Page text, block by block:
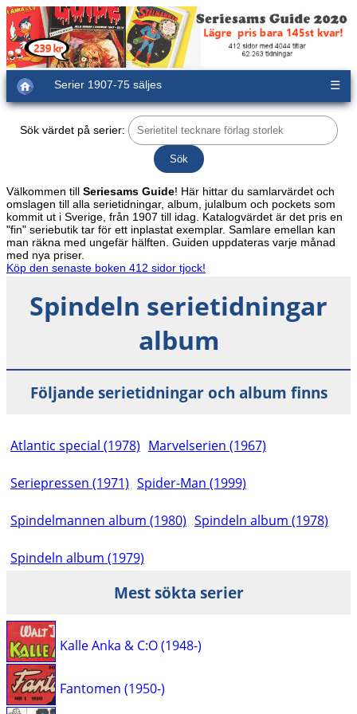
Serier 1907-75 säljes ☰
Sök värdet på serier:
Välkommen till Seriesams Guide! Här hittar du samlarvärdet och
omslagen till alla serietidningar, album, julalbum och pockets som
kommit ut i Sverige, från 1907 till idag. Katalogvärdet är det pris en
"fin" seriebutik tar för ett inplastat exemplar. Samlare emellan kan
man räkna med ungefär hälften. Guiden uppdateras varje månad
med nya priser.
Köp den senaste boken 412 sidor tjock!
Spindeln serietidningar
album
Följande serietidningar och album finns
Atlantic special (1978) Marvelserien (1967)
Seriepressen (1971) Spider-Man (1999)
Spindelmannen album (1980) Spindeln album (1978)
Spindeln album (1979)
Mest sökta serier
Kalle Anka & C:O (1948-)
Fantomen (1950-)